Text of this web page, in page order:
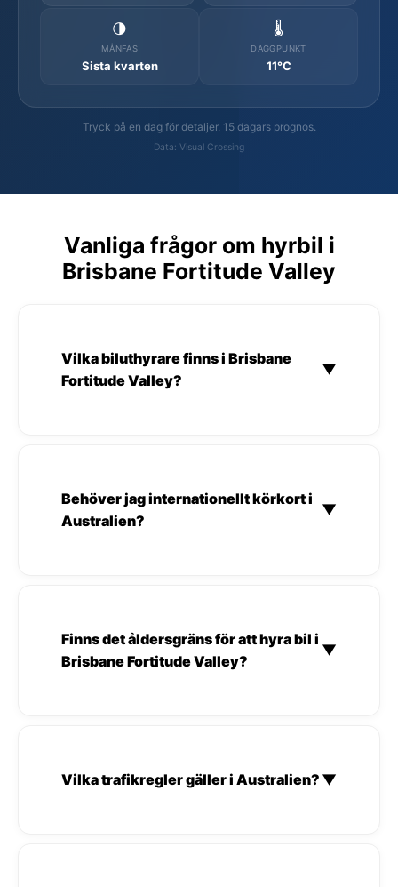
🌗
MÅNFAS
Sista kvarten
🌡️
DAGGPUNKT
11°C
Tryck på en dag för detaljer. 15 dagars prognos.
Data: Visual Crossing
Vanliga frågor om hyrbil i
Brisbane Fortitude Valley
Vilka biluthyrare finns i Brisbane
Fortitude Valley?
▼
Behöver jag internationellt körkort i
Australien?
▼
Finns det åldersgräns för att hyra bil i
Brisbane Fortitude Valley?
▼
Vilka trafikregler gäller i Australien? ▼